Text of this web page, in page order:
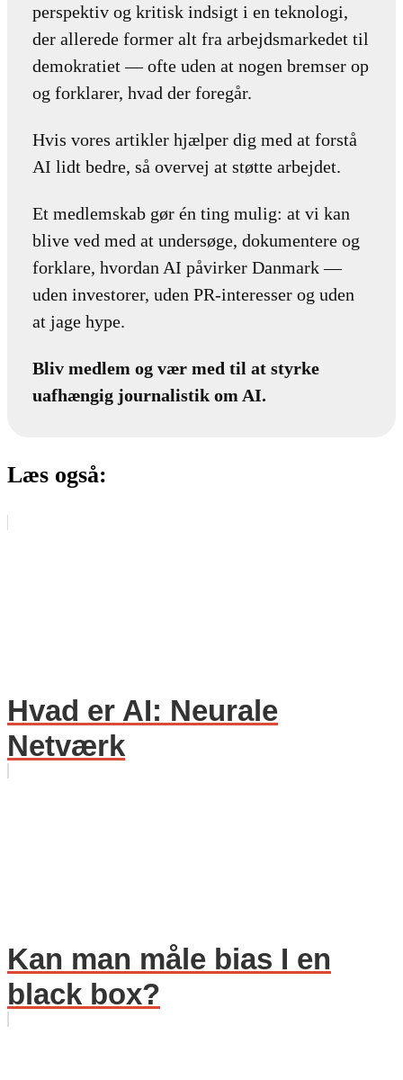
perspektiv og kritisk indsigt i en teknologi,
der allerede former alt fra arbejdsmarkedet til
demokratiet — ofte uden at nogen bremser op
og forklarer, hvad der foregår.
Hvis vores artikler hjælper dig med at forstå
AI lidt bedre, så overvej at støtte arbejdet.
Et medlemskab gør én ting mulig: at vi kan
blive ved med at undersøge, dokumentere og
forklare, hvordan AI påvirker Danmark —
uden investorer, uden PR-interesser og uden
at jage hype.
Bliv medlem og vær med til at styrke
uafhængig journalistik om AI.
Læs også:
Hvad er AI: Neurale
Netværk
Kan man måle bias I en
black box?